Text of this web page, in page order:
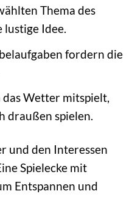
Thema des
lustige Idee.
fordern die
das Wetter mitspielt,
draußen spielen.
und den Interessen
Spielecke mit
Entspannen und